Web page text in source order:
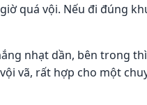
quá vội. Nếu đi đúng
nhạt dần, bên trong
vã, rất hợp cho một